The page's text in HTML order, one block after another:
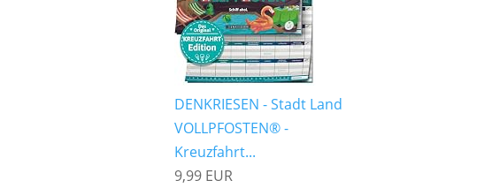
DENKRIESEN - Stadt Land
VOLLPFOSTEN® -
Kreuzfahrt...
9,99 EUR